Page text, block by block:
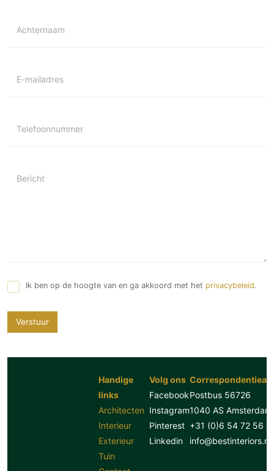
Achternaam
E-mailadres
Telefoonnummer
Bericht
Ik ben op de hoogte van en ga akkoord met het privacybeleid.
Verstuur
Handige
links
Architecten
Interieur
Exterieur
Tuin
Volg ons
Facebook
Instagram
Pinterest
Linkedin
Postbus 56726
1040 AS Amsterdam
+31 (0)6 54 72 56
info@bestinteriors.nl